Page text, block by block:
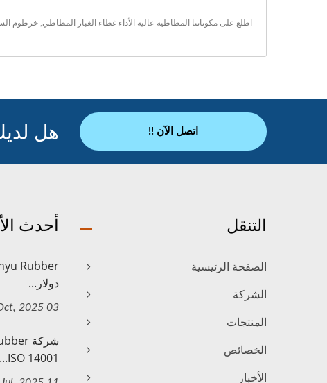
اطلع على مكوناتنا المطاطية عالية الأداء غطاء الغبار المطاطي خرطوم
هل اتصل الآن !!
أحدث
دولار...
03 Oct, 2025
ISO 14001...
التنقل
الصفحة الرئيسية
الشركة
المنتجات
الخصائص
الأخبار